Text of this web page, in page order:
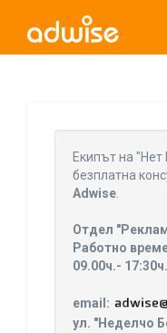
Уважаеми
бихме искали да Ви
прекратява
Eкипът на
безплатна
Adwise.
Отдел
Работно
09.00ч.- 17:30ч.
email:
ул. "Неделчо